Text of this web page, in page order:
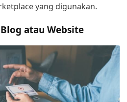
yang digunakan.
atau Website